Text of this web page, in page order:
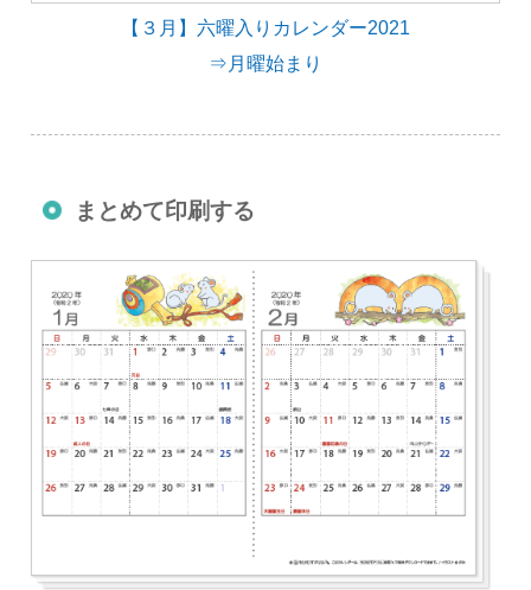
【３月】六曜入りカレンダー2021
⇒月曜始まり
まとめて印刷する